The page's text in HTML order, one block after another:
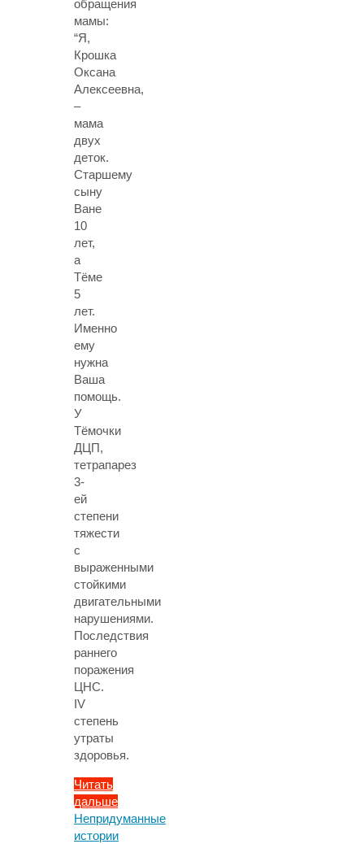
обращения
мамы:
“Я,
Крошка
Оксана
Алексеевна,
–
мама
двух
деток.
Старшему
сыну
Ване
10
лет,
а
Тёме
5
лет.
Именно
ему
нужна
Ваша
помощь.
У
Тёмочки
ДЦП,
тетрапарез
3-
ей
степени
тяжести
с
выраженными
стойкими
двигательными
нарушениями.
Последствия
раннего
поражения
ЦНС.
IV
степень
утраты
здоровья.
Читать
дальше
"«Даже
если
Непридуманные
истории